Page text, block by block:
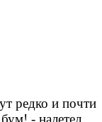
редко и почти
- налетел